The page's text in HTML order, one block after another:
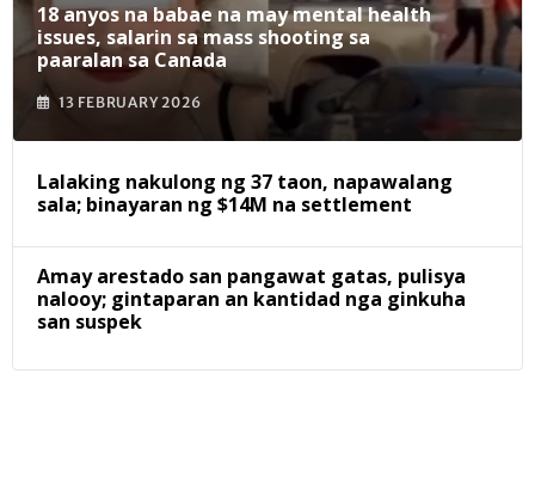
18 anyos na babae na may mental health
issues, salarin sa mass shooting sa
paaralan sa Canada
13 FEBRUARY 2026
Lalaking nakulong ng 37 taon, napawalang
sala; binayaran ng $14M na settlement
Amay arestado san pangawat gatas, pulisya
nalooy; gintaparan an kantidad nga ginkuha
san suspek